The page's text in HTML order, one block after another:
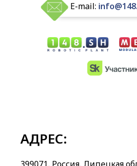
E-mail:
АДРЕС: